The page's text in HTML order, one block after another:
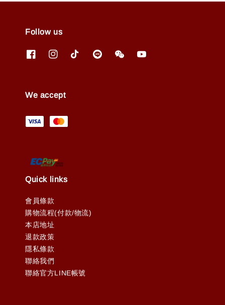
Follow us
We accept
Quick links
會員條款
購物流程(付款/物流)
本店地址
退款政策
隱私條款
聯絡我們
聯絡官方LINE帳號